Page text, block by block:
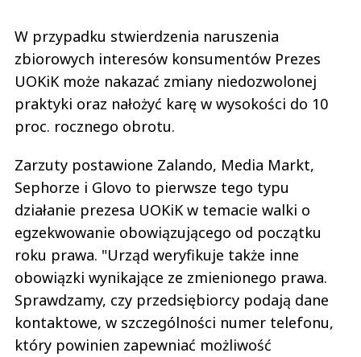
W przypadku stwierdzenia naruszenia
zbiorowych interesów konsumentów Prezes
UOKiK może nakazać zmiany niedozwolonej
praktyki oraz nałożyć karę w wysokości do 10
proc. rocznego obrotu.
Zarzuty postawione Zalando, Media Markt,
Sephorze i Glovo to pierwsze tego typu
działanie prezesa UOKiK w temacie walki o
egzekwowanie obowiązującego od początku
roku prawa. "Urząd weryfikuje także inne
obowiązki wynikające ze zmienionego prawa.
Sprawdzamy, czy przedsiębiorcy podają dane
kontaktowe, w szczególności numer telefonu,
który powinien zapewniać możliwość